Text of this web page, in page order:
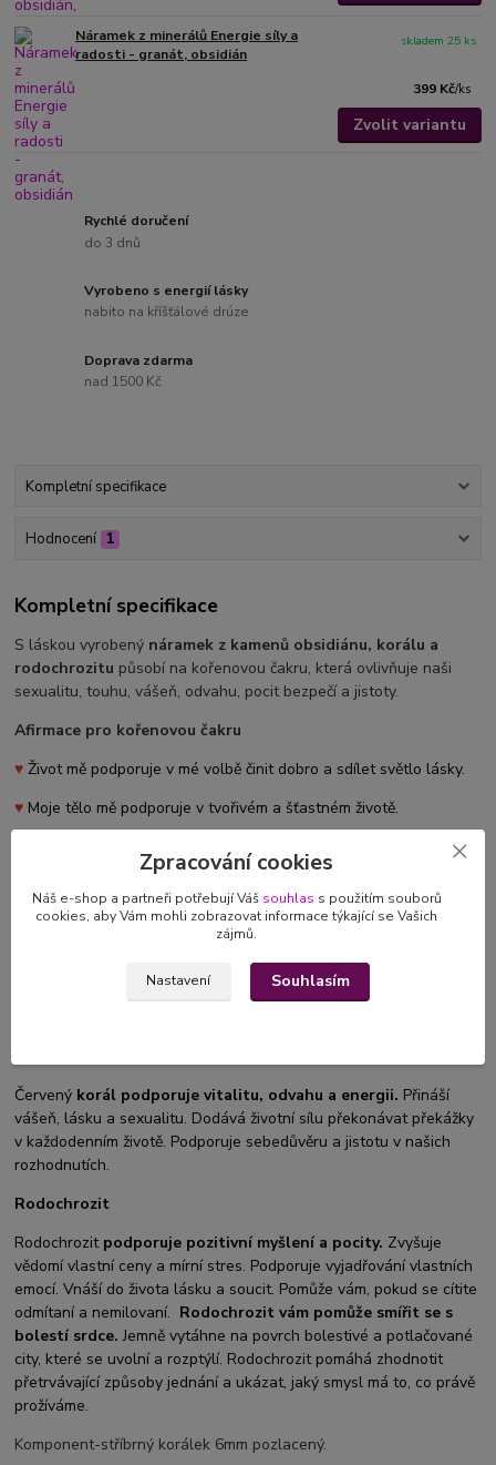
Náramek z minerálů Energie síly a
radosti - granát, obsidián
399 Kč/ks
skladem 25 ks
Zvolit variantu
Rychlé doručení
do 3 dnů
Vyrobeno s energií lásky
nabito na kříšťálové drúze
Doprava zdarma
nad 1500 Kč
Kompletní specifikace
Hodnocení 1
Kompletní specifikace
S láskou vyrobený náramek z kamenů obsidiánu, korálu a
rodochrozitu působí na kořenovou čakru, která ovlivňuje naši
sexualitu, touhu, vášeň, odvahu, pocit bezpečí a jistoty.
Afirmace pro kořenovou čakru
♥ Život mě podporuje v mé volbě činit dobro a sdílet světlo lásky.
♥ Moje tělo mě podporuje v tvořivém a šťastném životě.
Ochraňuje před špatnými vlivy. Dodává víru ve vlastní schopnosti.
je silně ochranný kámen. Dodává životní sílu. Odstraňuje
emocionální bloky a starší traumata. Vnáší hloubku a jas do
Červený korál podporuje vitalitu, odvahu a energii. Přináší
vášeň, lásku a sexualitu. Dodává životní sílu překonávat překážky
v každodenním životě. Podporuje sebedůvěru a jistotu v našich
rozhodnutích.
Rodochrozit
Rodochrozit podporuje pozitivní myšlení a pocity. Zvyšuje
vědomí vlastní ceny a mírní stres. Podporuje vyjadřování vlastních
emocí. Vnáší do života lásku a soucit. Pomůže vám, pokud se cítite
odmítaní a nemilovaní. Rodochrozit vám pomůže smířit se s
bolestí srdce.Jemně vytáhne na povrch bolestivé a potlačované
city, které se uvolní a rozptýlí. Rodochrozit pomáhá zhodnotit
přetrvávající způsoby jednání a ukázat, jaký smysl má to, co právě
prožíváme.
Komponent-stříbrný korálek 6mm pozlacený.
Zpracování cookies
Náš e-shop a partneři potřebují Váš souhlas s použitím souborů
cookies, aby Vám mohli zobrazovat informace týkající se Vašich
zájmů.
Nastavení Souhlasím